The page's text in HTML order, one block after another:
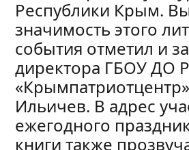
Республики Крым.
значимость этого
события отметил и
директора ГБОУ ДО
Ильичев. В адрес
ежегодного
книги также